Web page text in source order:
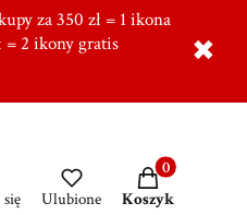
za 350 zł = 1 ikona
= 2 ikony gratis
Ponad 5000
do naszej grupy! ✖
Ulubione
Produkty w
Koszyk